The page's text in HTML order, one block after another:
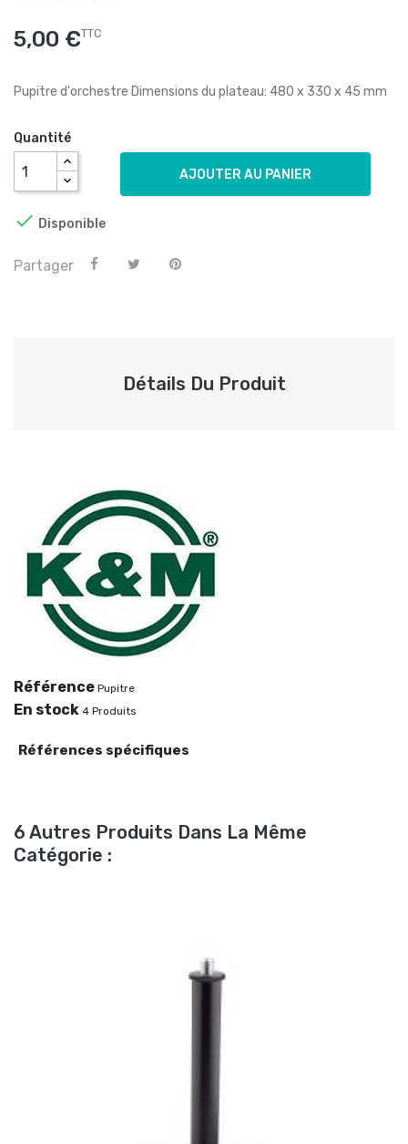
5,00 €TTC
Pupitre d'orchestre Dimensions du plateau: 480 x 330 x 45 mm
Quantité
AJOUTER AU PANIER
 Disponible
Partager
Détails Du Produit
Référence Pupitre
En stock 4 Produits
Références spécifiques
6 Autres Produits Dans La Même
Catégorie :